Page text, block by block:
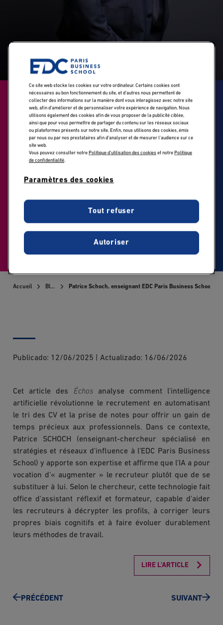
Patrice Schoch,
enseignant EDC
Paris Business
School : Comment
l'IA transforme les
pratiques de
recrutement ?
Citation presse - Les Echos
Accueil Blog Patrice Schoch, enseignant EDC Paris Business School
Publicado: 12/06/2025 Actualizado: 16/06/2026
Cet article des Échosanalyse comment l'intelligence
artificielle révolutionne le recrutement en automatisant
le tri des CV et la prise de notes pour offrir un gain de
temps précieux aux professionnels. Dans ce contexte,
Patrice SCHOCH (enseignant-chercheur spécialisé en
stratégies et réseaux d'influence à l'EDC Paris Business
School) y apporte son expertise et affirme que l'IA a pour
vocation d'« augmenter » le recruteur plutôt que de se
substituer à lui. Selon le chercheur, cette technologie fait
office d'assistant réflexif et formateur, capable d'aider
les recruteurs à décrypter les profils, à corriger leurs
propres biais cognitifs et à faire évoluer durablement
leurs méthodes de travail.
LIRE L'ARTICLE
PRÉCÉDENT SUIVANT
Ce site web stocke les cookies sur votre ordinateur. Certains cookies sont
nécessaires au bon fonctionnement du site, et d’autres nous permettent de
collecter des informations sur la manière dont vous interagissez avec notre site
web, afin d’améliorer et de personnaliser votre expérience de navigation. Nous
utilisons également des cookies afin de vous proposer de la publicité ciblée,
ainsi que pour vous permettre de partager du contenu sur les réseaux sociaux
ou plateformes présents sur notre site. Enfin, nous utilisons des cookies, émis
par nous ou par nos prestataires afin d’analyser et de mesurer l’audience sur ce
site web.
Vous pouvez consulter notrePolitique d'utilisation des cookieset notrePolitique
de confidentialité.
Paramètres des cookies
Tout refuser
Autoriser